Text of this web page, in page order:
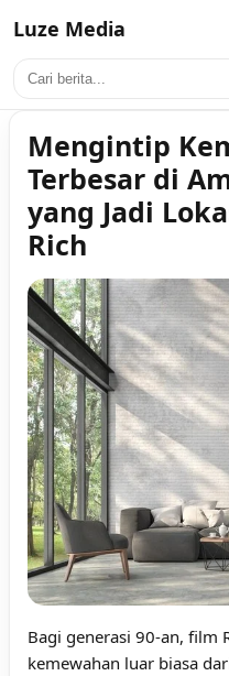
Luze Media
Mengintip
Terbesar di
yang Jadi
Rich
Bagi generasi 90-an, film
kemewahan luar biasa